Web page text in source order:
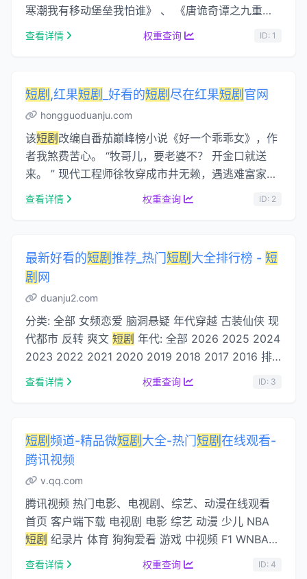
寒潮我有移动堡垒我怕谁》 、 《唐诡奇谭之九重
楼》 等（详见下方列表）。 短剧
查看详情 权重查询 ID: 1
短剧 ,红果短剧 _好看的短剧尽在红果短剧 官网
hongguoduanju.com
该短剧 改编自番茄巅峰榜小说《好一个乖乖女》，作
者我煞费苦心。 “牧哥儿，要老婆不？ 开金口就送
来。 ” 现代工程师徐牧穿成市井无赖，遇逃难富家
女。 乱世之中，他刀弓仗马，誓要护家人活下去。...
查看详情 权重查询 ID: 2
最新好看的短剧推荐_热门短剧 大全排行榜 - 短
剧 网
duanju2.com
分类: 全部 女频恋爱 脑洞悬疑 年代穿越 古装仙侠 现
代都市 反转 爽文 短剧 年代: 全部 2026 2025 2024
2023 2022 2021 2020 2019 2018 2017 2016 排
序: 按时间排序 按人气排序 按评分排序...
查看详情 权重查询 ID: 3
短剧频道-精品微短剧 大全-热门短剧在线观看-
腾讯视频
v.qq.com
腾讯视频 热门电影、电视剧、综艺、动漫在线观看
首页 客户端下载 电视剧 电影 综艺 动漫 少儿 NBA
短剧 纪录片 体育 狗狗爱看 游戏 中视频 F1 WNBA
科技 知识 学堂 艺术 时尚 音乐 生活 汽车 育儿 搜
查看详情 权重查询 ID: 4